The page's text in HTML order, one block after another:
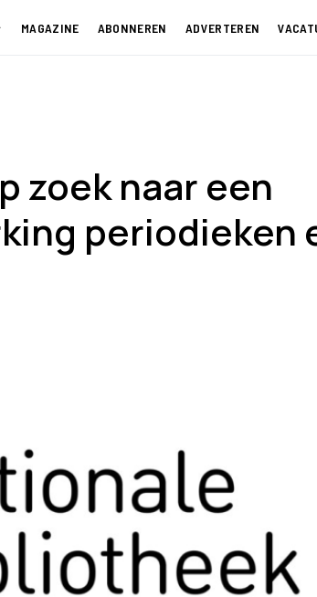
MAGAZINE ABONNEREN ADVERTEREN
zoek naar een
periodieken